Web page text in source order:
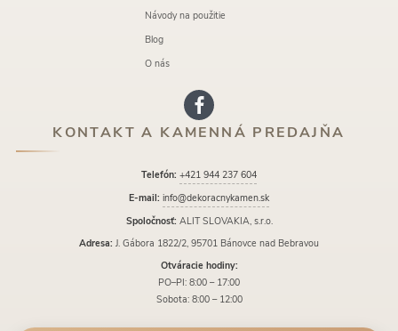
Návody na použitie
Blog
O nás
KONTAKT A KAMENNÁ PREDAJŇA
Telefón: +421 944 237 604
E-mail: info@dekoracnykamen.sk
Spoločnosť: ALIT SLOVAKIA, s.r.o.
Adresa: J. Gábora 1822/2, 95701 Bánovce nad Bebravou
Otváracie hodiny:
PO–PI: 8:00 – 17:00
Sobota: 8:00 – 12:00